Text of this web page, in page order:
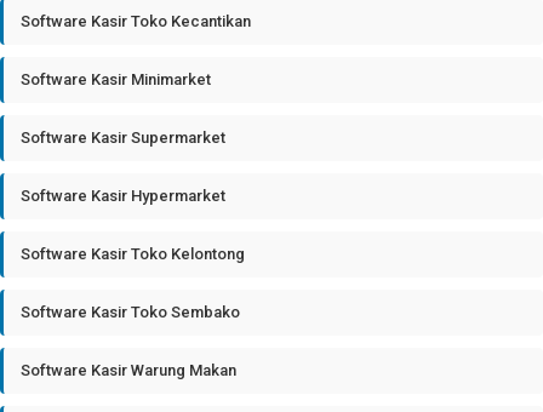
Software Kasir Toko Kecantikan
Software Kasir Minimarket
Software Kasir Supermarket
Software Kasir Hypermarket
Software Kasir Toko Kelontong
Software Kasir Toko Sembako
Software Kasir Warung Makan